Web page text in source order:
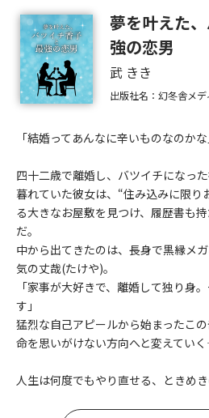
夢を叶えた
強の恋男
武 きき
出版社名：幻冬舎メ
「結婚ってあんなに辛いものなのかな
四十二歳で離婚し、バツイチになっ
暮れていた彼女は、“住み込みに限り
る大きなお屋敷を見つけ、履歴書も
だ。
中から出てきたのは、長身で黒縁メ
気の丈哉(たけや)。
「家事が大好きで、離婚して独り身
す」
猛烈な自己アピールから始まったこ
命を思いがけない方向へと変えてい
人生は何度でもやり直せる、ときめ